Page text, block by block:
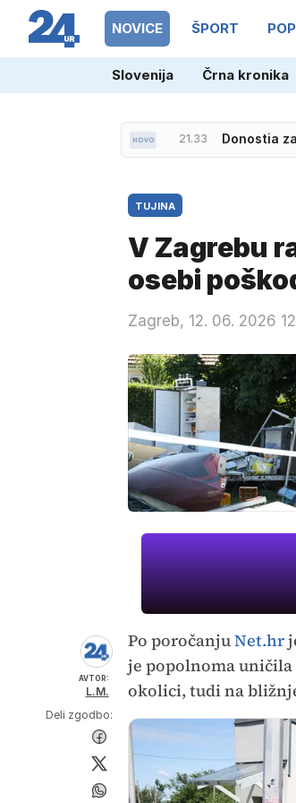
NOVICE ŠPORT
Slovenija Črna kronika
21.33 Donostia
TUJINA
V Zagrebu
osebi
Zagreb, 12. 06. 2026
AVTOR:
L.M.
Deli zgodbo:
Po poročanjuNet.hr
je popolnoma
okolici, tudi na